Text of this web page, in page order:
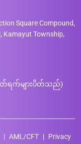
Square Compound,
Kamayut Township,
ပိတ်ရက်များပိတ်သည်)
AML/CFT
Privacy